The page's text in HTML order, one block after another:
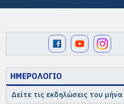
ΗΜΕΡΟΛΟΓΙΟ
Δείτε τις εκδηλώσεις του μήνα